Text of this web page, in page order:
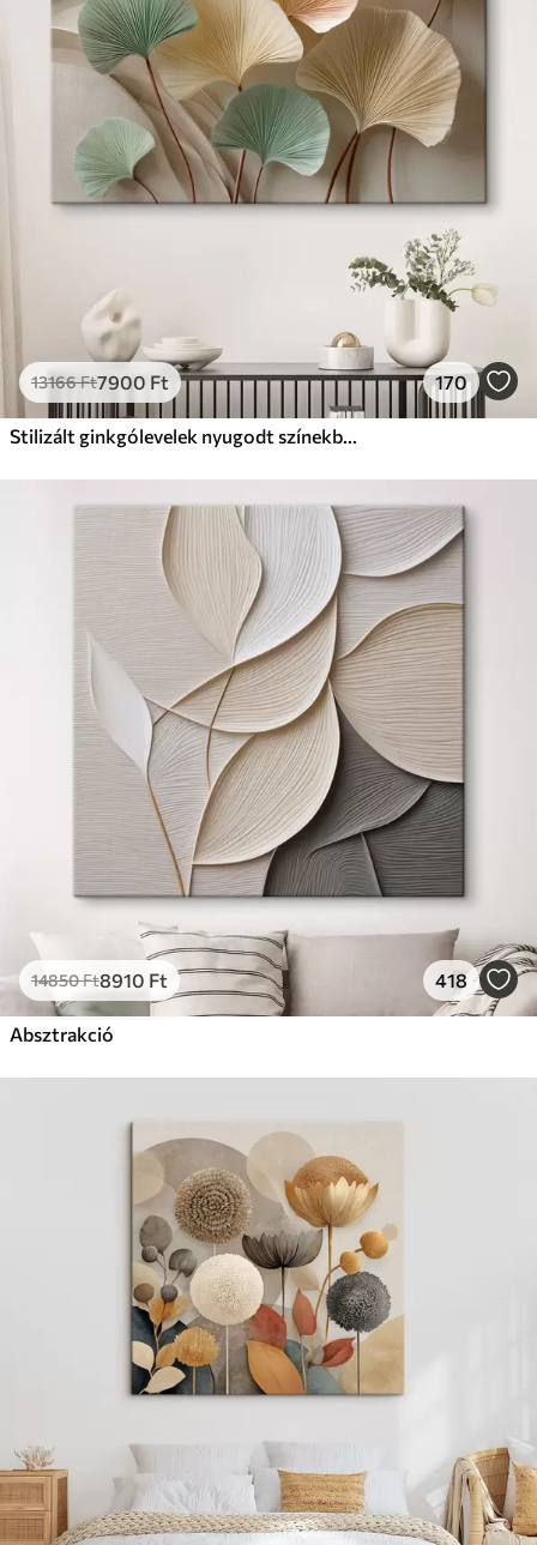
✗Környezetbarát anyag
Prémium
Ft
Élénk, gazdag színek
Fakulásálló
✓Biztonságos, szagtalan tinta
Eco-Prémium
Tól12405Ft
✓Élénk, gazdag színek
✓Fakulásálló
Környezetbarát anyag
13166Ft7900 Ft 170
Stilizált ginkgólevelek nyugodt színekben
14850Ft8910 Ft 418
Absztrakció